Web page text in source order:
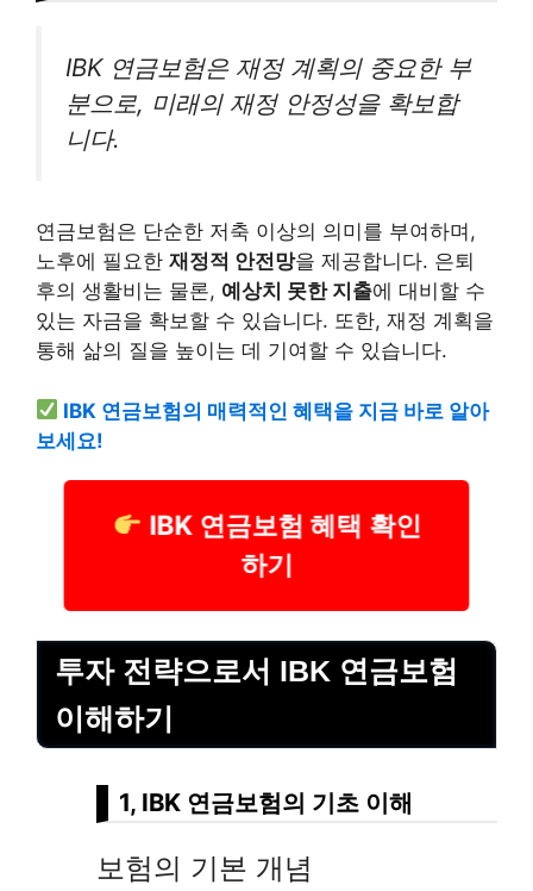
IBK 연금보험은 재정 계획의 중요한 부
분으로, 미래의 재정 안정성을 확보합
니다.
연금보험은 단순한 저축 이상의 의미를 부여하며,
노후에 필요한 재정적 안전망을 제공합니다. 은퇴
후의 생활비는 물론, 예상치 못한 지출에 대비할 수
있는 자금을 확보할 수 있습니다. 또한, 재정 계획을
통해 삶의 질을 높이는 데 기여할 수 있습니다.
IBK 연금보험의 매력적인 혜택을 지금 바로 알아
보세요!
IBK 연금보험 혜택 확인
하기
투자 전략으로서 IBK 연금보험
이해하기
1, IBK 연금보험의 기초 이해
보험의 기본 개념